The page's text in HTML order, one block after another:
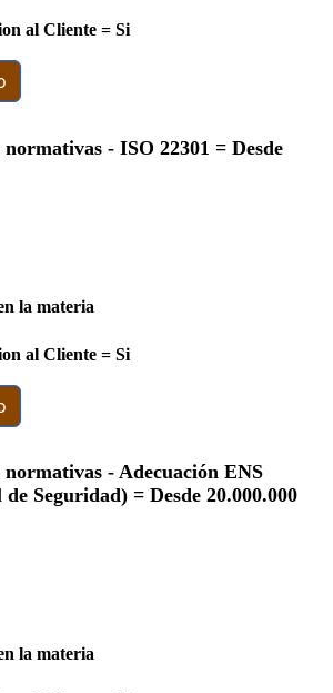
al Cliente = Si
- ISO 22301 = Desde
la materia
al Cliente = Si
- Adecuación ENS
Seguridad) = Desde 20.000.000
la materia